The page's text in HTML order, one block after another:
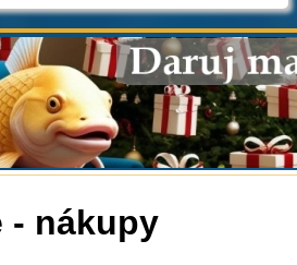
- nákupy